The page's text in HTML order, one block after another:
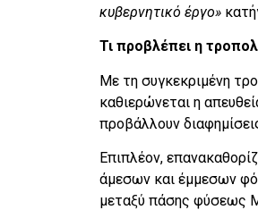
κυβερνητικό έργο»
Τι προβλέπει η
Με τη συγκεκριμένη
καθιερώνεται η
προβάλλουν
Επιπλέον,
άμεσων και έμμεσων
μεταξύ πάσης φύσεως